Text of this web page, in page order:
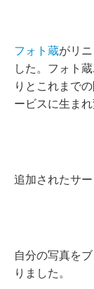
フォト蔵がリ
した。フォト
りとこれまで
ービスに生ま
追加されたサー
自分の写真を
りました。